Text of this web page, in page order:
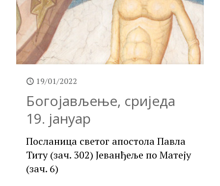
19/01/2022
Богојављење, сриједа
19. јануар
Посланица светог апостола Павла
Титу (зач. 302) Јеванђеље по Матеју
(зач. 6)